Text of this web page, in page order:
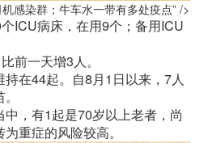
感染群；牛车水一带有多处疫点” />
ICU病床，在用9个；备用ICU
前一天增3人。
在44起。自8月1日以来，7人
，有1起是70岁以上老者，尚
重症的风险较高。